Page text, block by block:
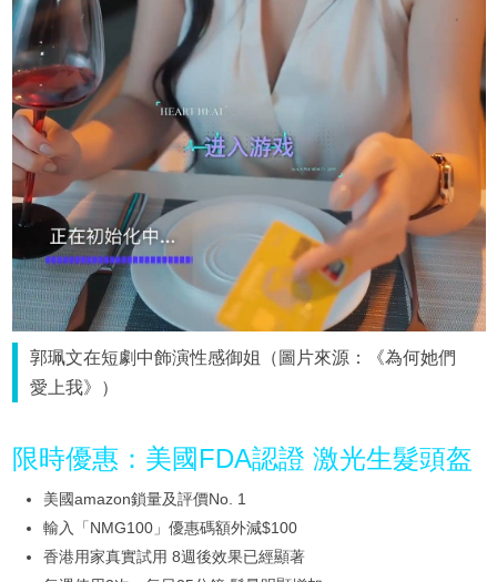
郭珮文在短劇中飾演性感御姐（圖片來源：《為何她們
愛上我》）
限時優惠：美國FDA認證 激光生髮頭盔
美國amazon鎖量及評價No. 1
輸入「NMG100」優惠碼額外減$100
香港用家真實試用 8週後效果已經顯著